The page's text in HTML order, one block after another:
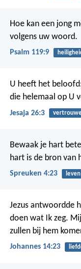
Hoe kan een jong
volgens uw woord.
Psalm 119:9
U heeft het
die helemaal op U
Jesaja 26:3
Bewaak je hart
hart is de bron van
Spreuken 4:23 leven
Jezus antwoordde
doen wat Ik zeg.
zullen bij hem
Johannes 14:23